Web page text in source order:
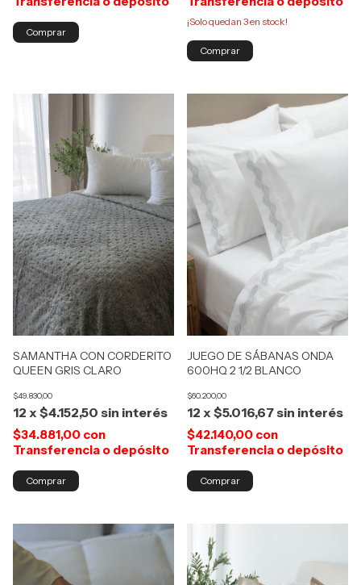
¡Solo quedan 3en stock!
SAMANTHA CON CORDERITO
QUEEN GRIS CLARO
$49.830,00
12 x $4.152,50 sin interés
$34.881,00 con
Transferencia o depósito
JUEGO DE SÁBANAS ONDA
600HQ 2 1/2 BLANCO
$60.200,00
12 x $5.016,67sin interés
$42.140,00 con
Transferencia o depósito